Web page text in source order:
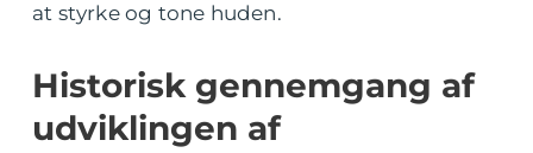
at styrke og tone huden.
Historisk gennemgang af
udviklingen af